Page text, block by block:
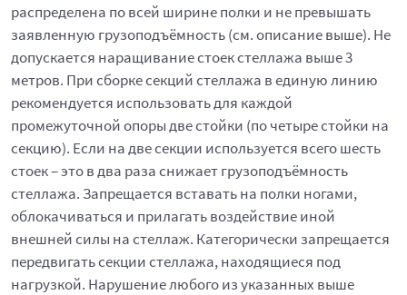
распределена по всей ширине полки и не превышать
заявленную грузоподъёмность (см. описание выше). Не
допускается наращивание стоек стеллажа выше 3
метров. При сборке секций стеллажа в единую линию
рекомендуется использовать для каждой
промежуточной опоры две стойки (по четыре стойки на
секцию). Если на две секции используется всего шесть
стоек – это в два раза снижает грузоподъёмность
стеллажа. Запрещается вставать на полки ногами,
облокачиваться и прилагать воздействие иной
внешней силы на стеллаж. Категорически запрещается
передвигать секции стеллажа, находящиеся под
нагрузкой. Нарушение любого из указанных выше